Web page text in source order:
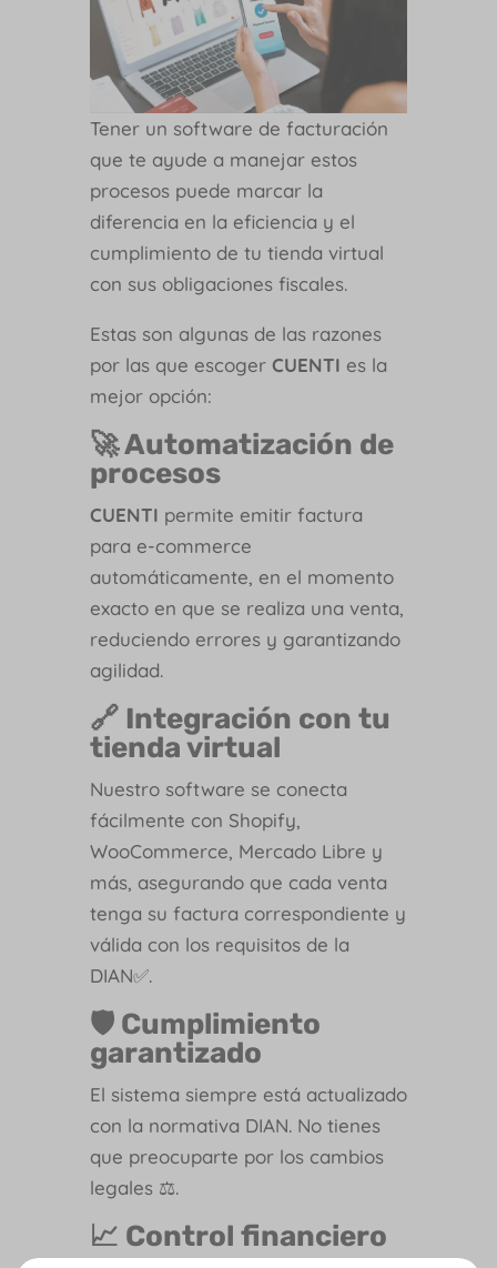
Tener un software de facturación
que te ayude a manejar estos
procesos puede marcar la
diferencia en la eficiencia y el
cumplimiento de tu tienda virtual
con sus obligaciones fiscales.
Estas son algunas de las razones
por las que escoger CUENTI es la
mejor opción:
🚀 Automatización de
procesos
CUENTI permite emitir factura
para e-commerce
automáticamente, en el momento
exacto en que se realiza una venta,
reduciendo errores y garantizando
agilidad.
🔗 Integración con tu
tienda virtual
Nuestro software se conecta
fácilmente con Shopify,
WooCommerce, Mercado Libre y
más, asegurando que cada venta
tenga su factura correspondiente y
válida con los requisitos de la
DIAN✅.
🛡️ Cumplimiento
garantizado
El sistema siempre está actualizado
con la normativa DIAN. No tienes
que preocuparte por los cambios
legales ⚖️.
📈 Control financiero